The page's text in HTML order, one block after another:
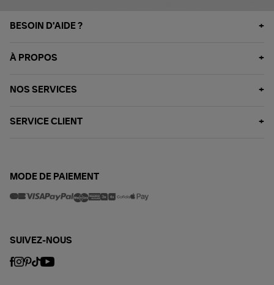
BESOIN D'AIDE ?
À PROPOS
NOS SERVICES
SERVICE CLIENT
MODE DE PAIEMENT
SUIVEZ-NOUS